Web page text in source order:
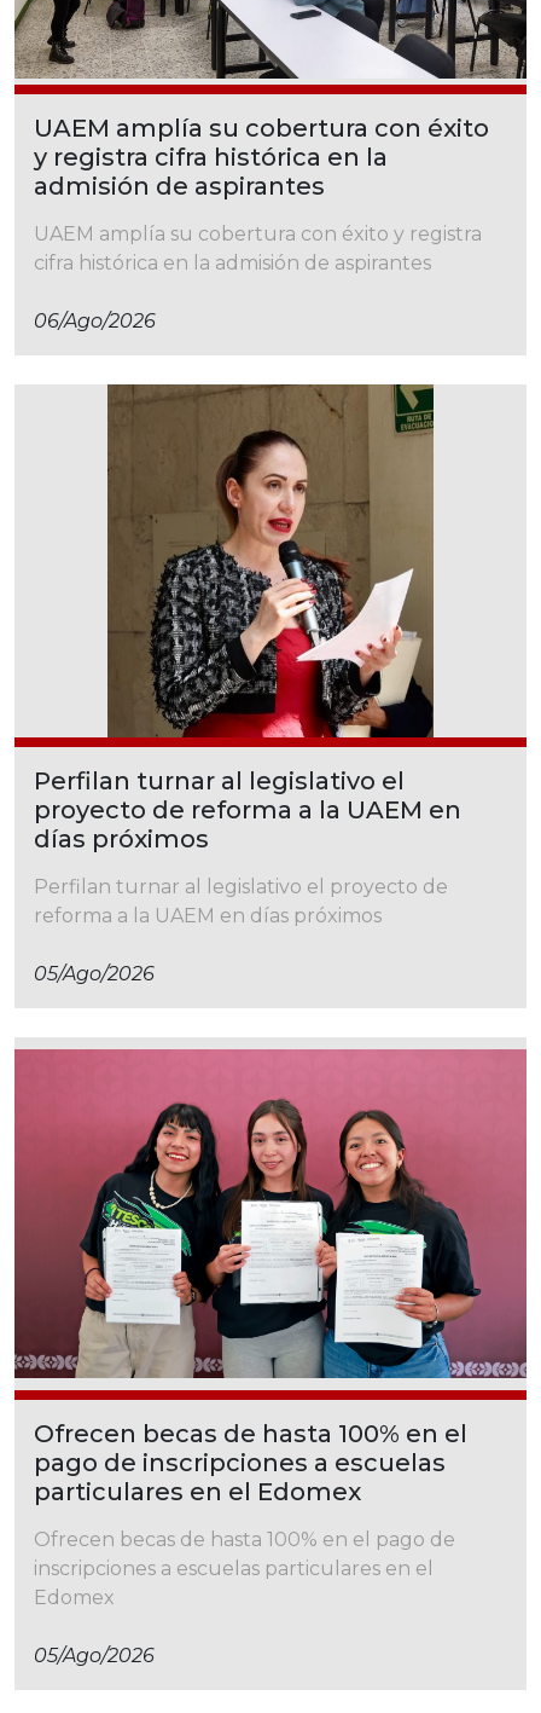
UAEM amplía su cobertura con éxito
y registra cifra histórica en la
admisión de aspirantes
UAEM amplía su cobertura con éxito y registra
cifra histórica en la admisión de aspirantes
06/ago/2026
Perfilan turnar al legislativo el
proyecto de reforma a la UAEM en
días próximos
Perfilan turnar al legislativo el proyecto de
reforma a la UAEM en días próximos
05/ago/2026
Ofrecen becas de hasta 100% en el
pago de inscripciones a escuelas
particulares en el Edomex
Ofrecen becas de hasta 100% en el pago de
inscripciones a escuelas particulares en el
Edomex
05/ago/2026